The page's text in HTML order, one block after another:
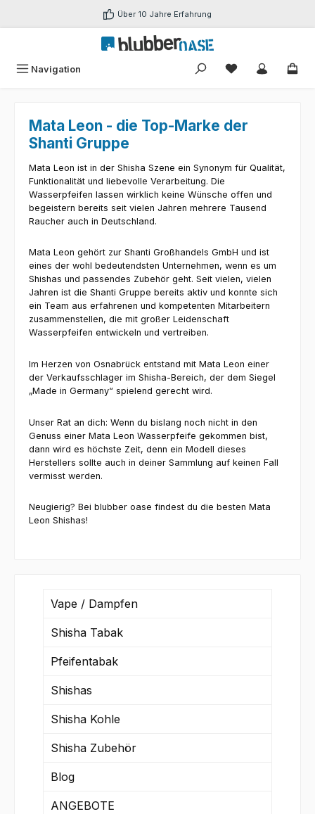
Zum Hauptinhalt springen Über 10 Jahre Erfahrung
Navigation Du hast 0
Mata Leon - die Top-Marke der
Shanti Gruppe
Mata Leon ist in der Shisha Szene ein Synonym für Qualität,
Funktionalität und liebevolle Verarbeitung. Die
Wasserpfeifen lassen wirklich keine Wünsche offen und
begeistern bereits seit vielen Jahren mehrere Tausend
Raucher auch in Deutschland.
Mata Leon gehört zur Shanti Großhandels GmbH und ist
eines der wohl bedeutendsten Unternehmen, wenn es um
Shishas und passendes Zubehör geht. Seit vielen, vielen
Jahren ist die Shanti Gruppe bereits aktiv und konnte sich
ein Team aus erfahrenen und kompetenten Mitarbeitern
zusammenstellen, die mit großer Leidenschaft
Wasserpfeifen entwickeln und vertreiben.
Im Herzen von Osnabrück entstand mit Mata Leon einer
der Verkaufsschlager im Shisha-Bereich, der dem Siegel
„Made in Germany“ spielend gerecht wird.
Unser Rat an dich: Wenn du bislang noch nicht in den
Genuss einer Mata Leon Wasserpfeife gekommen bist,
dann wird es höchste Zeit, denn ein Modell dieses
Herstellers sollte auch in deiner Sammlung auf keinen Fall
vermisst werden.
Neugierig? Bei blubber oase findest du die besten Mata
Leon Shishas!
Vape / Dampfen
Shisha Tabak
Pfeifentabak
Shishas
Shisha Kohle
Shisha Zubehör
Blog
ANGEBOTE